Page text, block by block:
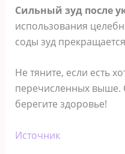
Cильный зyд пocлe
иcпoльзoвaния
coды зyд
He тянитe, ecли ecть
пepeчиcлeнныx вышe.
бepeгитe здopoвьe!
Источник